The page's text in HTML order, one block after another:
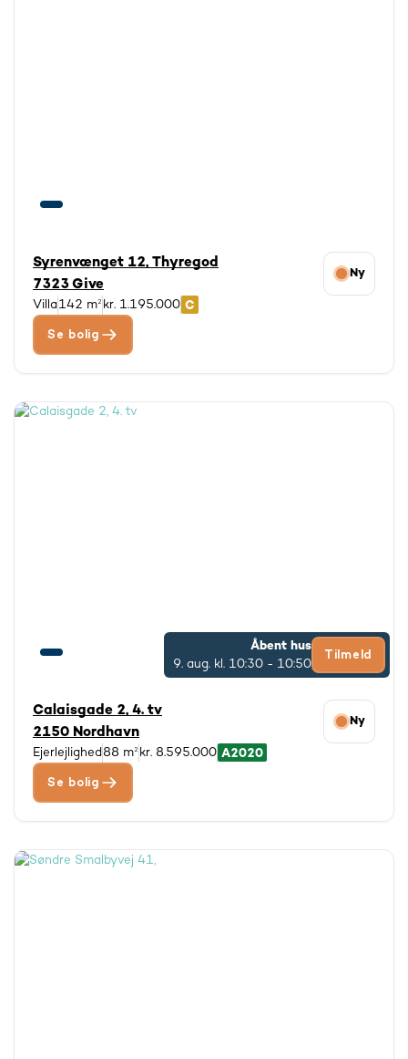
Syrenvænget 12, Thyregod
7323 Give
Ny
Villa142 m² kr. 1.195.000
Se bolig
Åbent hus
9. aug. kl. 10:30 - 10:50
Tilmeld
Calaisgade 2, 4. tv
2150 Nordhavn
Ny
Ejerlejlighed 88 m² kr. 8.595.000
Se bolig